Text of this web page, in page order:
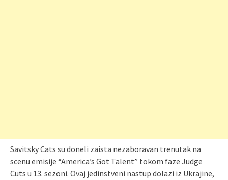
Savitsky Cats su doneli zaista nezaboravan trenutak na
scenu emisije “America’s Got Talent” tokom faze Judge
Cuts u 13. sezoni. Ovaj jedinstveni nastup dolazi iz Ukrajine,